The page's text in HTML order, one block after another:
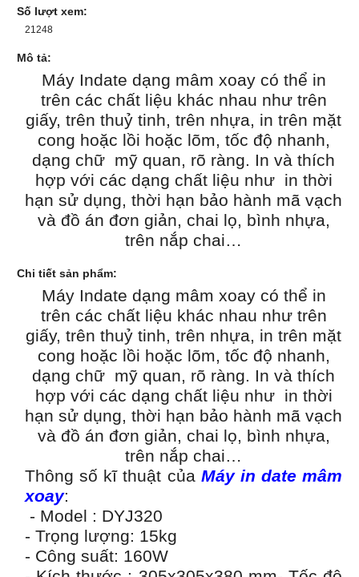
Số lượt xem:
21248
Mô tả:
Máy Indate dạng mâm xoay có thể in
trên các chất liệu khác nhau như trên
giấy, trên thuỷ tinh, trên nhựa, in trên mặt
cong hoặc lồi hoặc lõm, tốc độ nhanh,
dạng chữ mỹ quan, rõ ràng. In và thích
hợp với các dạng chất liệu như in thời
hạn sử dụng, thời hạn bảo hành mã vạch
và đồ án đơn giản, chai lọ, bình nhựa,
trên nắp chai…
Chi tiết sản phẩm:
Máy Indate dạng mâm xoay có thể in
trên các chất liệu khác nhau như trên
giấy, trên thuỷ tinh, trên nhựa, in trên mặt
cong hoặc lồi hoặc lõm, tốc độ nhanh,
dạng chữ mỹ quan, rõ ràng. In và thích
hợp với các dạng chất liệu như in thời
hạn sử dụng, thời hạn bảo hành mã vạch
và đồ án đơn giản, chai lọ, bình nhựa,
trên nắp chai…
Thông số kĩ thuật của Máy in date mâm
xoay:
- Model : DYJ320
- Trọng lượng: 15kg
- Công suất: 160W